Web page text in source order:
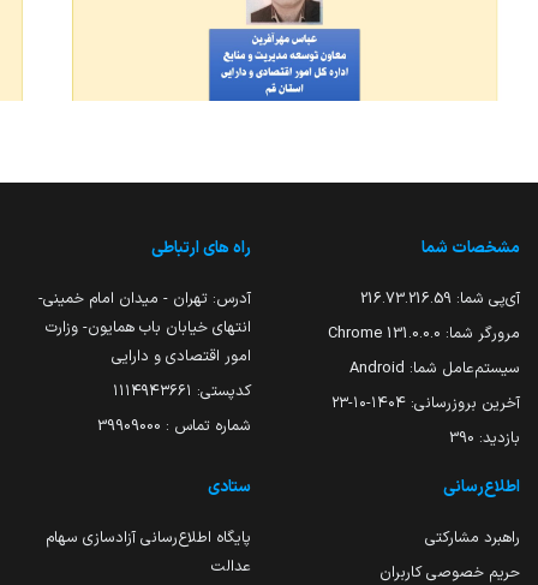
مشخصات شما
آی‌پی شما: 216.73.216.59
مرورگر شما: 131.0.0.0 Chrome
سیستم‌عامل شما: Android
آخرین بروزرسانی: ۱۴۰۴-۱۰-۲۳
بازدید: 390
راه های ارتباطی
آدرس: تهران - میدان امام خمینی-
انتهای خیابان باب همایون- وزارت
امور اقتصادی و دارایی
کدپستی: ۱۱۱۴۹۴۳۶۶۱
شماره تماس : 39909000
اطلاع‌رسانی
راهبرد مشارکتی
حریم خصوصی کاربران
ستادی
پایگاه اطلاع‌رسانی آزادسازی سهام
عدالت